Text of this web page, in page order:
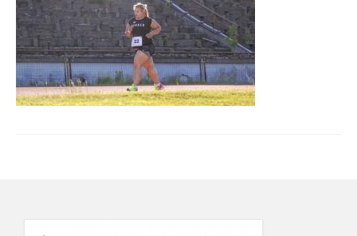
Wyniki cyklu 2022
wyniki 19.09.2022
21.06.2022
24.05.2022